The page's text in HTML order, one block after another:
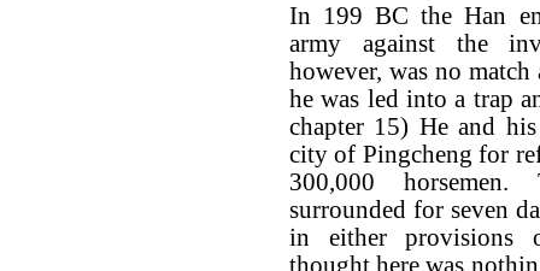
In 199 BC the Han
army against the
however, was no
he was led into a trap
chapter 15) He and
city of Pingcheng for
300,000
surrounded for seven
in either provisions
thought here was